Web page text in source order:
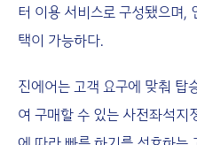
터 이용 서비스로 구성됐으며,
택이 가능하다.
진에어는 고객 요구에 맞춰 탑
여 구매할 수 있는 사전좌석지